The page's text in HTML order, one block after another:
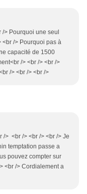
> Pourquoi une seul
<br /> Pourquoi pas à
capacité de 1500
/> <br /> <br />
/> <br /> <br />
/> <br /> <br /> <br /> Je
temptation passe a
pouvez compter sur
<br /> Cordialement a